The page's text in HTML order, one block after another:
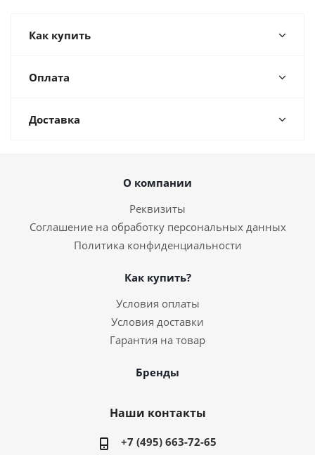
Как купить
Оплата
Доставка
О компании
Реквизиты
Соглашение на обработку персональных данных
Политика конфиденциальности
Как купить?
Условия оплаты
Условия доставки
Гарантия на товар
Бренды
Наши контакты
+7 (495) 663-72-65